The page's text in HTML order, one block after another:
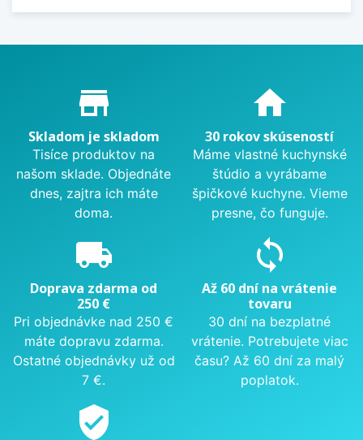
Proč nakupovat u nás?
store_mall_directory
Skladom je skladom
Tisíce produktov na
našom sklade. Objednáte
dnes, zajtra ich máte
doma.
home
30 rokov skúseností
Máme vlastné kuchynské
štúdio a vyrábame
špičkové kuchyne. Vieme
presne, čo funguje.
local_shipping
Doprava zdarma od
250 €
Pri objednávke nad 250 €
máte dopravu zdarma.
Ostatné objednávky už od
7 €.
sync
Až 60 dní na vrátenie
tovaru
30 dní na bezplatné
vrátenie. Potrebujete viac
času? Až 60 dní za malý
poplatok.
verified_user